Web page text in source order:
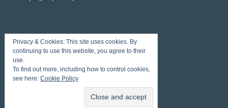
Privacy & Cookies: This site uses cookies. By
continuing to use this website, you agree to their
use.
To find out more, including how to control cookies,
see here: Cookie Policy